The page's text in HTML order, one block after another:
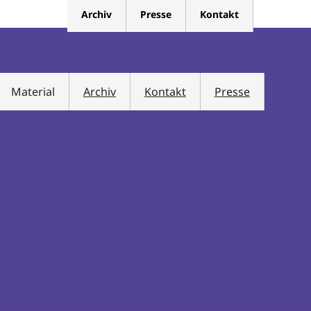
Archiv Presse Kontakt
Material Archiv Kontakt Presse